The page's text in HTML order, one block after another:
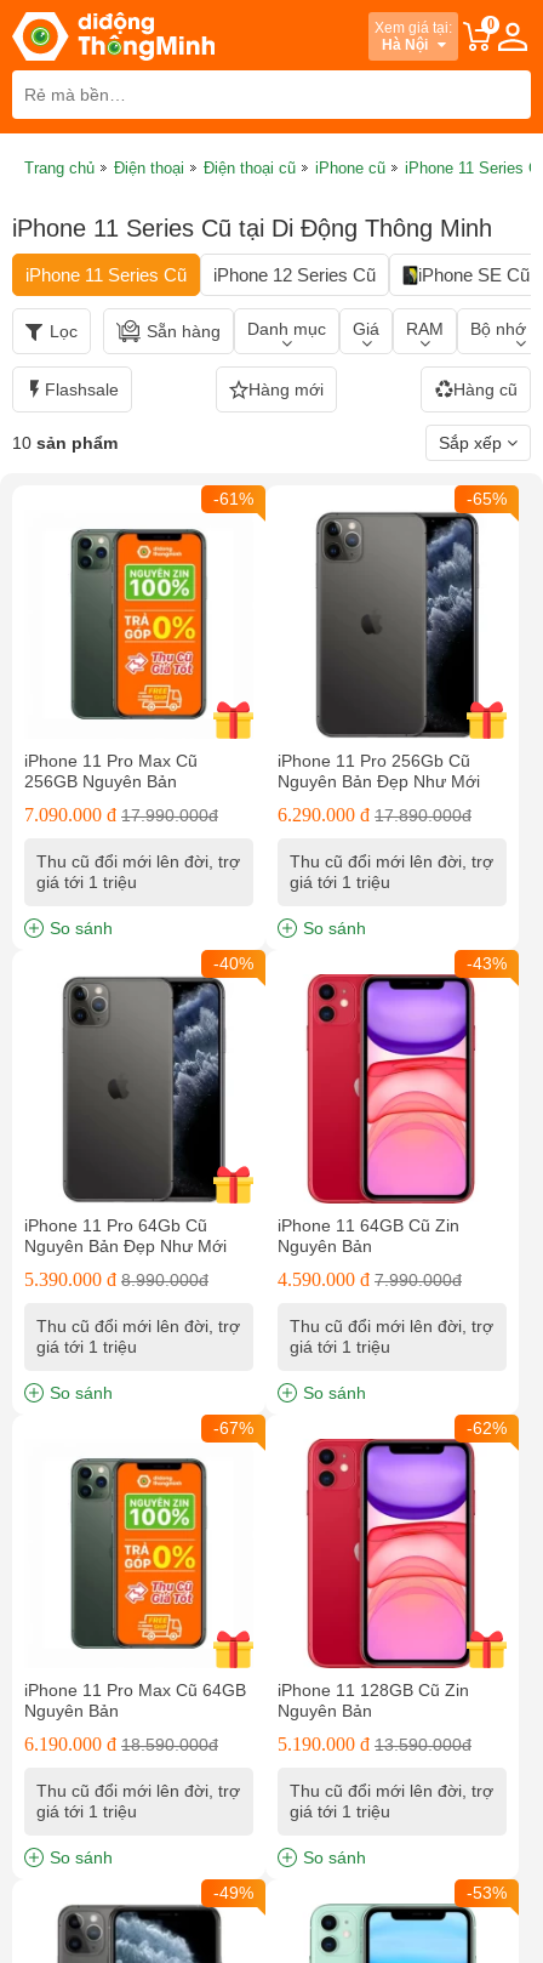
Xem giá tại:
Hà Nội
0
Trang chủ Điện thoại Điện thoại cũ iPhone cũ iPhone 11 Series
iPhone 11 Series Cũ tại Di Động Thông Minh
iPhone 11 Series Cũ iPhone 12 Series Cũ iPhone SE Cũ
Lọc Sẵn hàng Danh mục Giá RAM Bộ nhớ
Flashsale Hàng mới Hàng cũ
10 sản phẩm Sắp xếp
-61%
iPhone 11 Pro Max Cũ
256GB Nguyên Bản
7.090.000 đ 17.990.000đ
Thu cũ đổi mới lên đời, trợ
giá tới 1 triệu
So sánh
-65%
iPhone 11 Pro 256Gb Cũ
Nguyên Bản Đẹp Như Mới
6.290.000 đ 17.890.000đ
Thu cũ đổi mới lên đời, trợ
giá tới 1 triệu
So sánh
-40%
iPhone 11 Pro 64Gb Cũ
Nguyên Bản Đẹp Như Mới
5.390.000 đ 8.990.000đ
Thu cũ đổi mới lên đời, trợ
giá tới 1 triệu
So sánh
-43%
iPhone 11 64GB Cũ Zin
Nguyên Bản
4.590.000 đ 7.990.000đ
Thu cũ đổi mới lên đời, trợ
giá tới 1 triệu
So sánh
-67%
iPhone 11 Pro Max Cũ 64GB
Nguyên Bản
6.190.000 đ 18.590.000đ
Thu cũ đổi mới lên đời, trợ
giá tới 1 triệu
So sánh
-62%
iPhone 11 128GB Cũ Zin
Nguyên Bản
5.190.000 đ 13.590.000đ
Thu cũ đổi mới lên đời, trợ
giá tới 1 triệu
So sánh
-49%
-53%